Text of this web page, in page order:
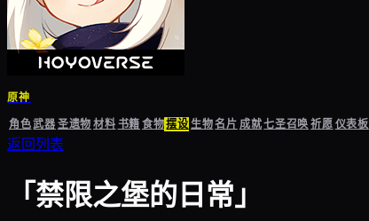
原神
角色武器圣遗物材料书籍食物摆设生物名片成就七圣召唤祈愿仪表板
返回列表
「禁限之堡的日常」